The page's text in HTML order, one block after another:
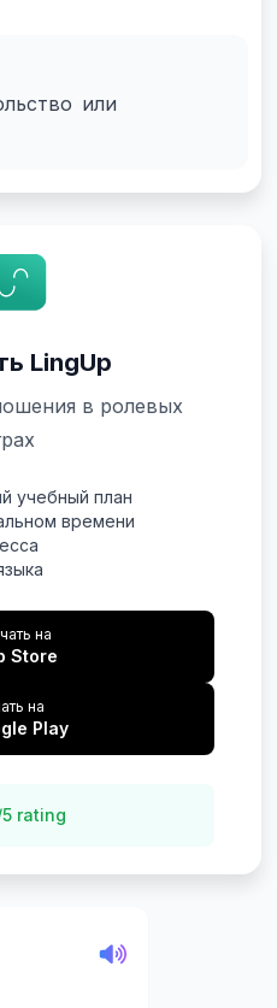
или
LingUp
в ролевых
учебный план
времени
на
Store
на
Play
rating